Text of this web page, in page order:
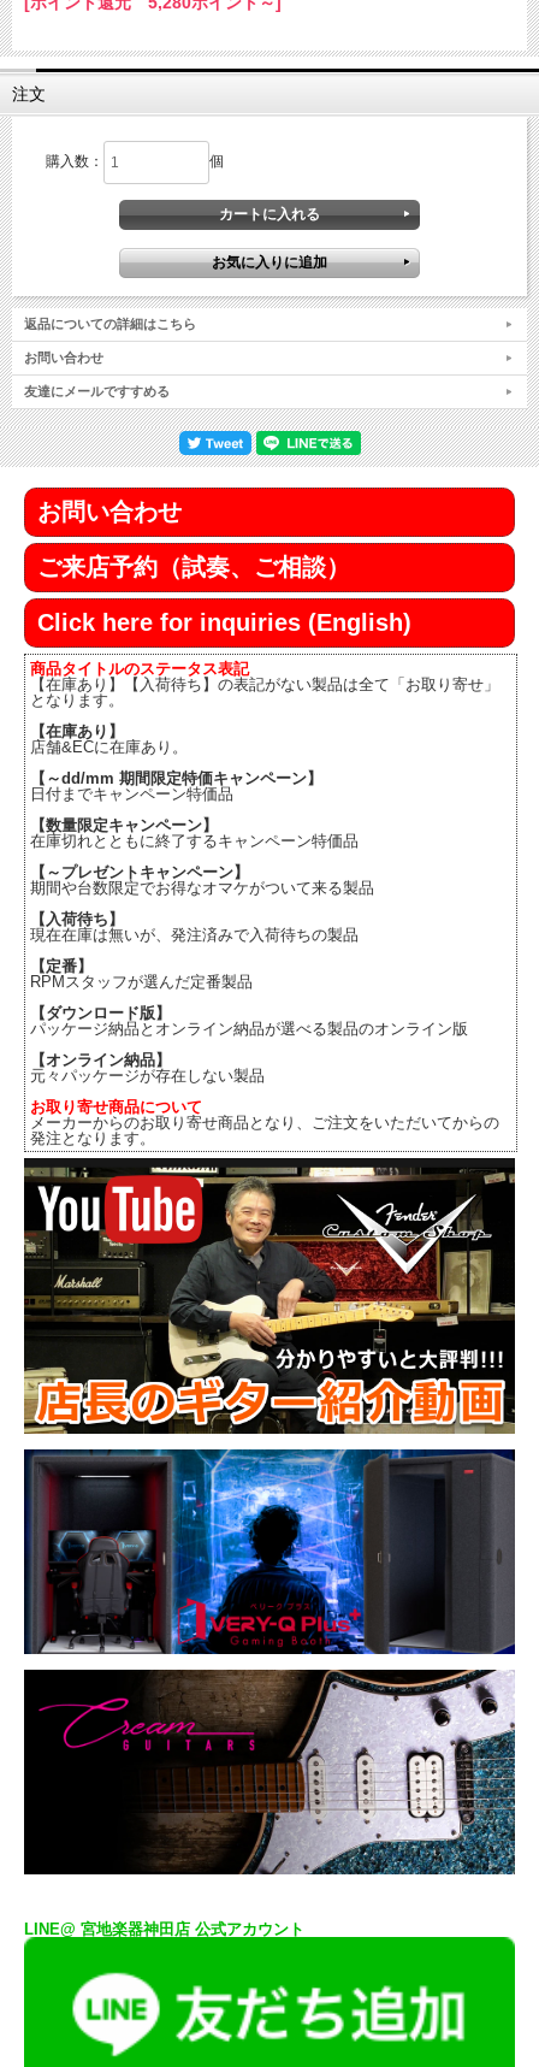
注文
購入数： 個
返品についての詳細はこちら
お問い合わせ
友達にメールですすめる
お問い合わせ
ご来店予約（試奏、ご相談）
Click here for inquiries (English)
商品タイトルのステータス表記
【在庫あり】【入荷待ち】の表記がない製品は全て「お取り寄せ」
となります。
【在庫あり】
店舗&ECに在庫あり。
【～dd/mm 期間限定特価キャンペーン】
日付までキャンペーン特価品
【数量限定キャンペーン】
在庫切れとともに終了するキャンペーン特価品
【～プレゼントキャンペーン】
期間や台数限定でお得なオマケがついて来る製品
【入荷待ち】
現在在庫は無いが、発注済みで入荷待ちの製品
【定番】
RPMスタッフが選んだ定番製品
【ダウンロード版】
パッケージ納品とオンライン納品が選べる製品のオンライン版
【オンライン納品】
元々パッケージが存在しない製品
お取り寄せ商品について
メーカーからのお取り寄せ商品となり、ご注文をいただいてからの
発注となります。
LINE@ 宮地楽器神田店 公式アカウント